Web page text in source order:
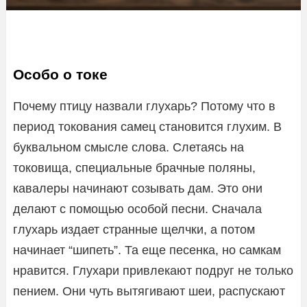
Особо о токе
Почему птицу назвали глухарь? Потому что в
период токования самец становится глухим. В
буквальном смысле слова. Слетаясь на
токовища, специальные брачные поляны,
кавалеры начинают созывать дам. Это они
делают с помощью особой песни. Сначала
глухарь издает странные щелчки, а потом
начинает “шипеть”. Та еще песенка, но самкам
нравится. Глухари привлекают подруг не только
пением. Они чуть вытягивают шеи, распускают